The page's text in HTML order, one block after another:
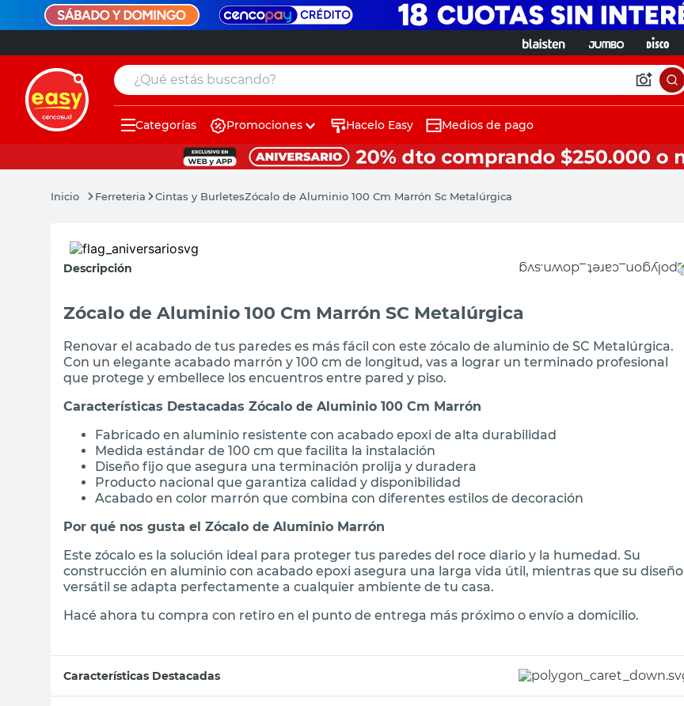
¿Qué estás buscando?
Categorías Promociones Hacelo Easy Medios de pago
Ferreteria Cintas y BurletesZócalo de Aluminio 100 Cm Marrón Sc Metalúrgica
Descripción
Zócalo de Aluminio 100 Cm Marrón SC Metalúrgica
Renovar el acabado de tus paredes es más fácil con este zócalo de aluminio de SC Metalúrgica.
Con un elegante acabado marrón y 100 cm de longitud, vas a lograr un terminado profesional
que protege y embellece los encuentros entre pared y piso.
Características Destacadas Zócalo de Aluminio 100 Cm Marrón
Fabricado en aluminio resistente con acabado epoxi de alta durabilidad
Medida estándar de 100 cm que facilita la instalación
Diseño fijo que asegura una terminación prolija y duradera
Producto nacional que garantiza calidad y disponibilidad
Acabado en color marrón que combina con diferentes estilos de decoración
Por qué nos gusta el Zócalo de Aluminio Marrón
Este zócalo es la solución ideal para proteger tus paredes del roce diario y la humedad. Su
construcción en aluminio con acabado epoxi asegura una larga vida útil, mientras que su diseño
versátil se adapta perfectamente a cualquier ambiente de tu casa.
Hacé ahora tu compra con retiro en el punto de entrega más próximo o envío a domicilio.
Características Destacadas
muebles
puertas
espejo
sillon
vanitory
ceramica